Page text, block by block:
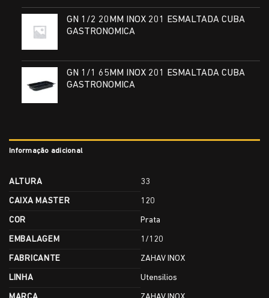
GN 1/2 20MM INOX 201 ESMALTADA CUBA
GASTRONOMICA
GN 1/1 65MM INOX 201 ESMALTADA CUBA
GASTRONOMICA
Informação adicional
ALTURA 33
CAIXA MASTER 120
COR Prata
EMBALAGEM 1/120
FABRICANTE ZAHAV INOX
LINHA Utensilios